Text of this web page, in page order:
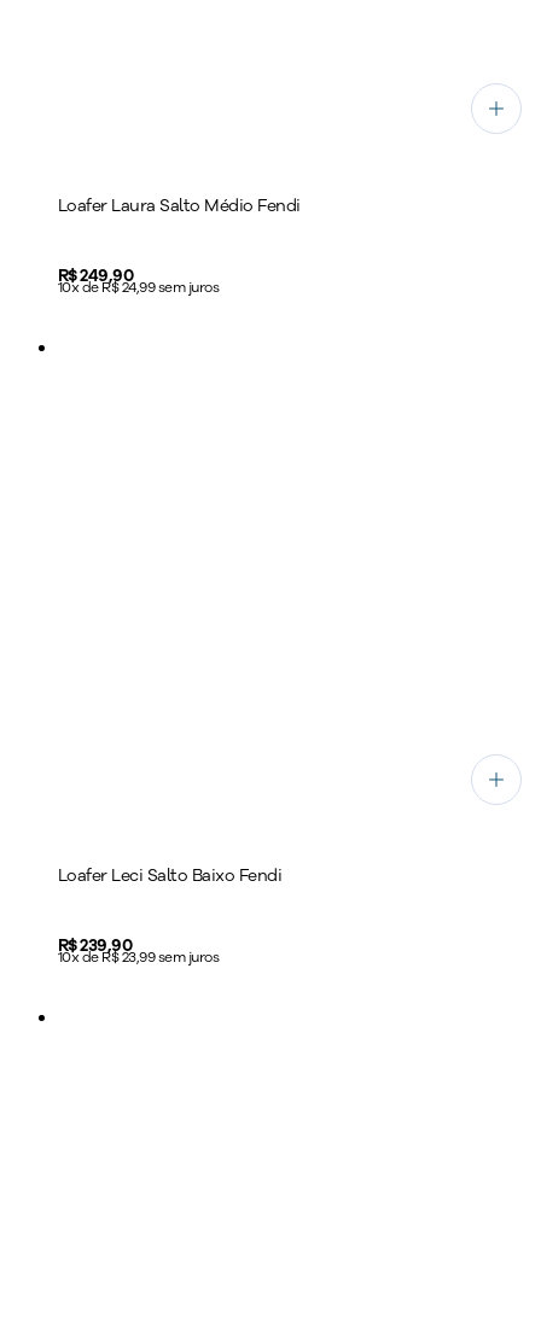
Loafer Laura Salto Médio Fendi
Price:
R$ 249,90
10x de R$ 24,99 sem juros
Loafer Leci Salto Baixo Fendi
Price:
R$ 239,90
10x de R$ 23,99 sem juros